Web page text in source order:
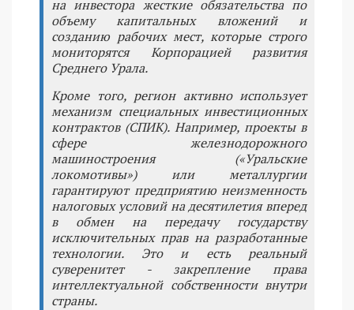
на инвестора жесткие обязательства по
объему капитальных вложений и
созданию рабочих мест, которые строго
мониторятся Корпорацией развития
Среднего Урала.
Кроме того, регион активно использует
механизм специальных инвестиционных
контрактов (СПИК). Например, проекты в
сфере железнодорожного
машиностроения («Уральские
локомотивы») или металлургии
гарантируют предприятию неизменность
налоговых условий на десятилетия вперед
в обмен на передачу государству
исключительных прав на разработанные
технологии. Это и есть реальный
суверенитет - закрепление права
интеллектуальной собственности внутри
страны.